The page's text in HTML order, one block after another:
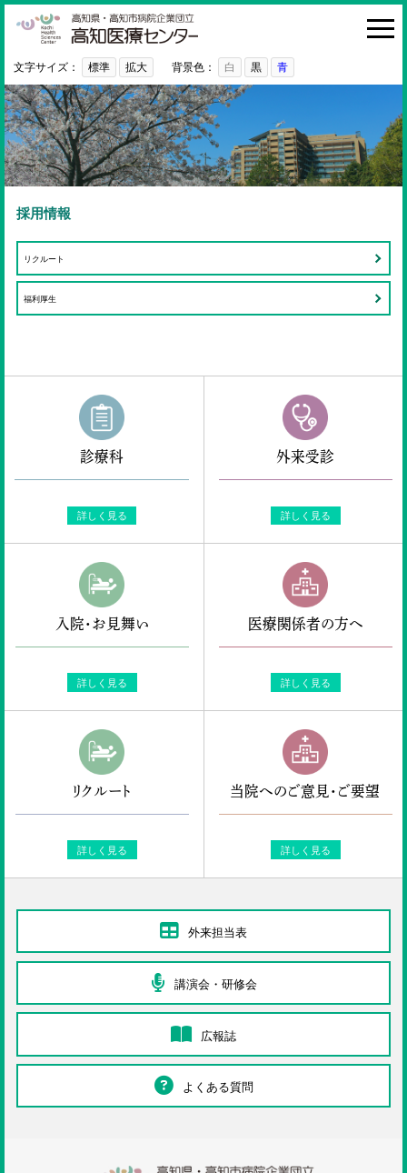
HOME
診療科・部門
外来
入院・お見舞い
病院紹介
医療関係者の方へ
利用ガイド
初めての方へ
採用情報
文字サイズ： 標準 拡大 背景色： 白 黒 青
採用情報
リクルート
福利厚生
診療科
詳しく見る
外来受診
詳しく見る
入院・お見舞い
詳しく見る
医療関係者の方へ
詳しく見る
リクルート
詳しく見る
当院へのご意見・ご要望
詳しく見る
外来担当表
講演会・研修会
広報誌
よくある質問